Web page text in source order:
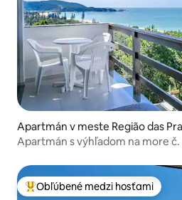
Apartmán v meste Região das
Apartmán s výhľadom na more č.
Najobľúbenejšie medzi hosťami
Obľúbené medzi hosťami